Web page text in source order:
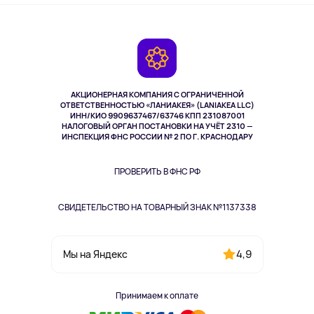
АКЦИОНЕРНАЯ КОМПАНИЯ С ОГРАНИЧЕННОЙ
ОТВЕТСТВЕННОСТЬЮ «ЛАНИАКЕЯ» (LANIAKEA LLC)
ИНН/КИО 9909637467/63746 КПП 231087001
НАЛОГОВЫЙ ОРГАН ПОСТАНОВКИ НА УЧЁТ 2310 —
ИНСПЕКЦИЯ ФНС РОССИИ № 2 ПО Г. КРАСНОДАРУ
ПРОВЕРИТЬ В ФНС РФ
СВИДЕТЕЛЬСТВО НА ТОВАРНЫЙ ЗНАК №1137338
Мы на Яндекс 4,9
Принимаем к оплате
Здоровье питомцев
Одежда и аксессуары